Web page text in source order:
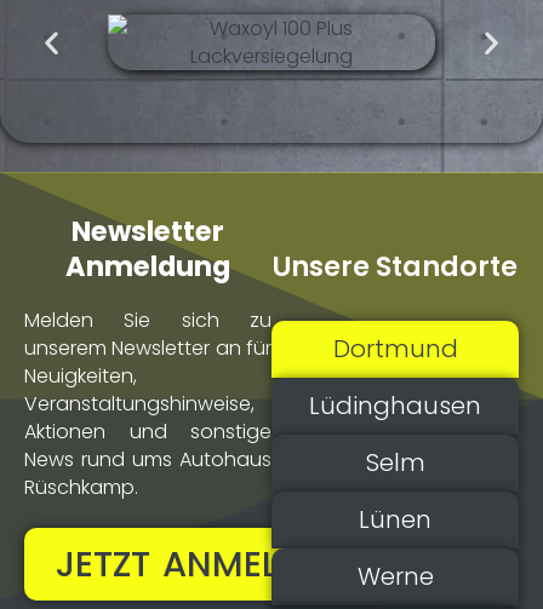
Newsletter
Anmeldung
Melden Sie sich zu
unserem Newsletter an für
Neuigkeiten,
Veranstaltungs­hinweise,
Aktionen und sonstige
News rund ums Autohaus
Rüschkamp.
JETZT ANMELDEN!
Unsere Standorte
Dortmund
Lüdinghausen
Selm
Lünen
Werne